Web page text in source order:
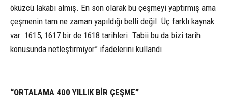
öküzcü lakabı almış. En son olarak bu çeşmeyi yaptırmış ama
çeşmenin tam ne zaman yapıldığı belli değil. Üç farklı kaynak
var. 1615, 1617 bir de 1618 tarihleri. Tabii bu da bizi tarih
konusunda netleştirmiyor” ifadelerini kullandı.
“ORTALAMA 400 YILLIK BİR ÇEŞME”